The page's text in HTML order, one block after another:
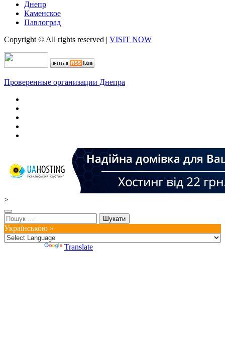
Днепр
Каменское
Павлоград
Copyright © All rights reserved | VISIT NOW
Проверенные организации Днепра
>
Пошук:
Українською »
Translate